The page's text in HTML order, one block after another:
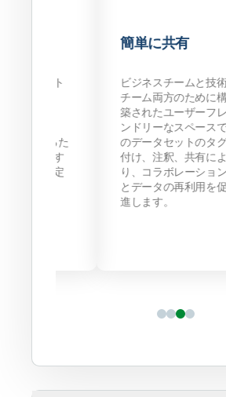
ータセット
与されるた
よび共有す
簡単に決定
簡単に共有
ビジネスチームと技術
チーム両方のために構
築されたユーザーフレ
ンドリーなスペースで
のデータセットのタグ
付け、注釈、共有によ
り、コラボレーション
とデータの再利用を促
進します。